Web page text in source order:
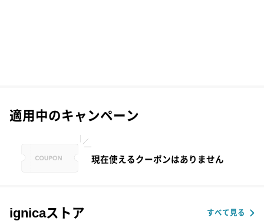
適用中のキャンペーン
現在使えるクーポンはありません
ignicaストア すべて見る